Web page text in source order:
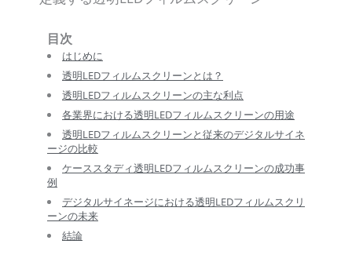
目次
はじめに
透明LEDフィルムスクリーンとは？
透明LEDフィルムスクリーンの主な利点
各業界における透明LEDフィルムスクリーンの用途
透明LEDフィルムスクリーンと従来のデジタルサイネ
ージの比較
ケーススタディ透明LEDフィルムスクリーンの成功事
例
デジタルサイネージにおける透明LEDフィルムスクリ
ーンの未来
結論